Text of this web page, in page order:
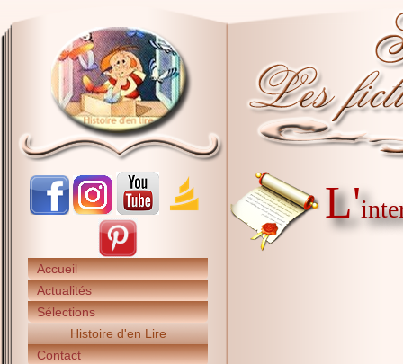
Accueil
Actualités
Sélections
Histoire d'en Lire
Contact
L'